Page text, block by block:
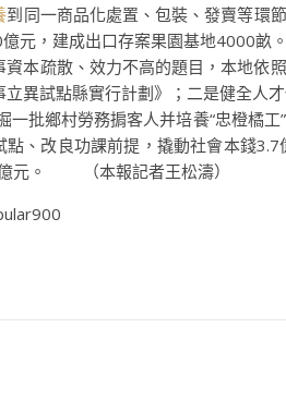
到同一商品化處置、包裝、發賣等環
元，建成出口存案果園基地4000畝。
疏散、效力不高的題目，本地依照
立異試點縣實行計劃》；二是健全人
一批鄉村勞務掮客人并培養“忠橙橘
點、改良功課前提，撬動社會本錢
元。 （本報記者王松濤）